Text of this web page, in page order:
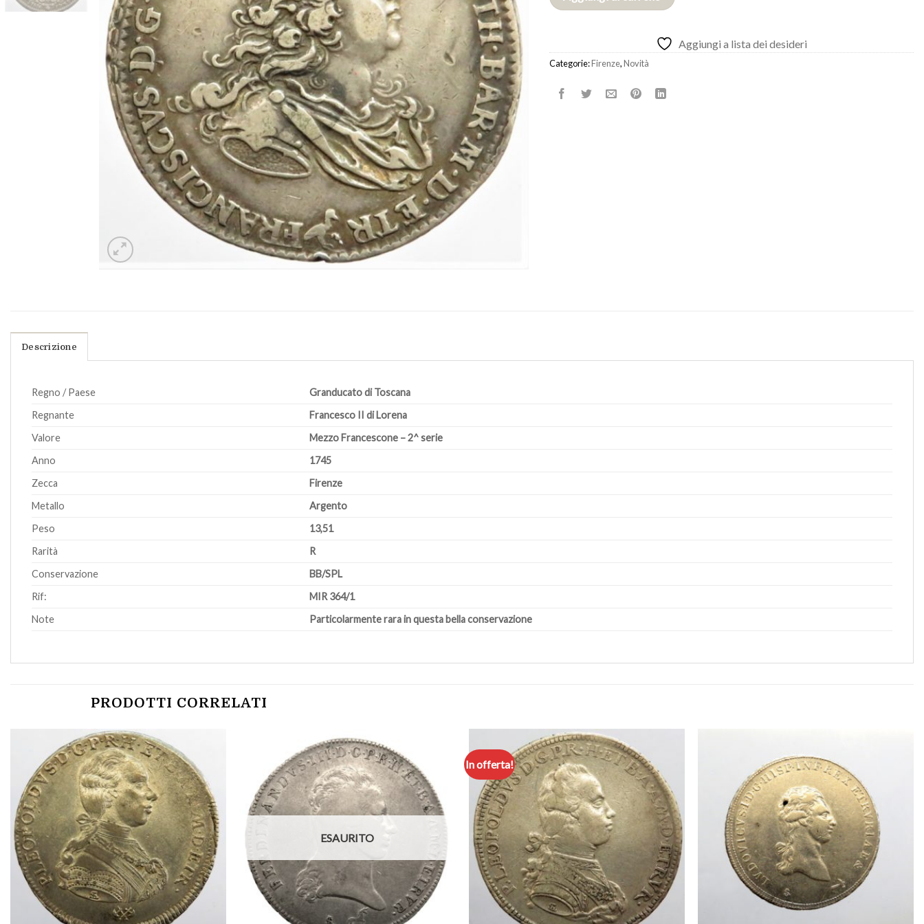
700,00 €.
Aggiungi a lista dei desideri
Categorie:Firenze,Novità
Descrizione
Regno / Paese
Granducato di Toscana
Regnante
Francesco II di Lorena
Valore
Mezzo Francescone – 2^ serie
Anno
1745
Zecca
Firenze
Metallo
Argento
Peso
13,51
Rarità
R
Conservazione
BB/SPL
Rif:
MIR 364/1
Note
Particolarmente rara in questa bella conservazione
PRODOTTI CORRELATI
Aggiungi
a lista
dei
desideri
Aggiungi
a lista
dei
ESAURITO
In offerta!
Aggiungi
a lista
dei
desideri
desideri